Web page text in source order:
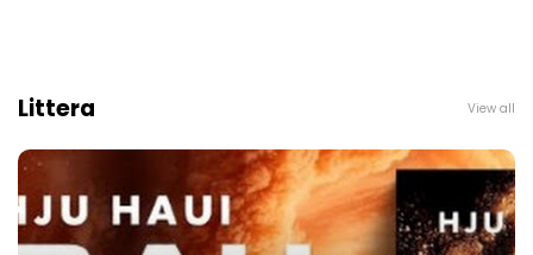
Littera View all